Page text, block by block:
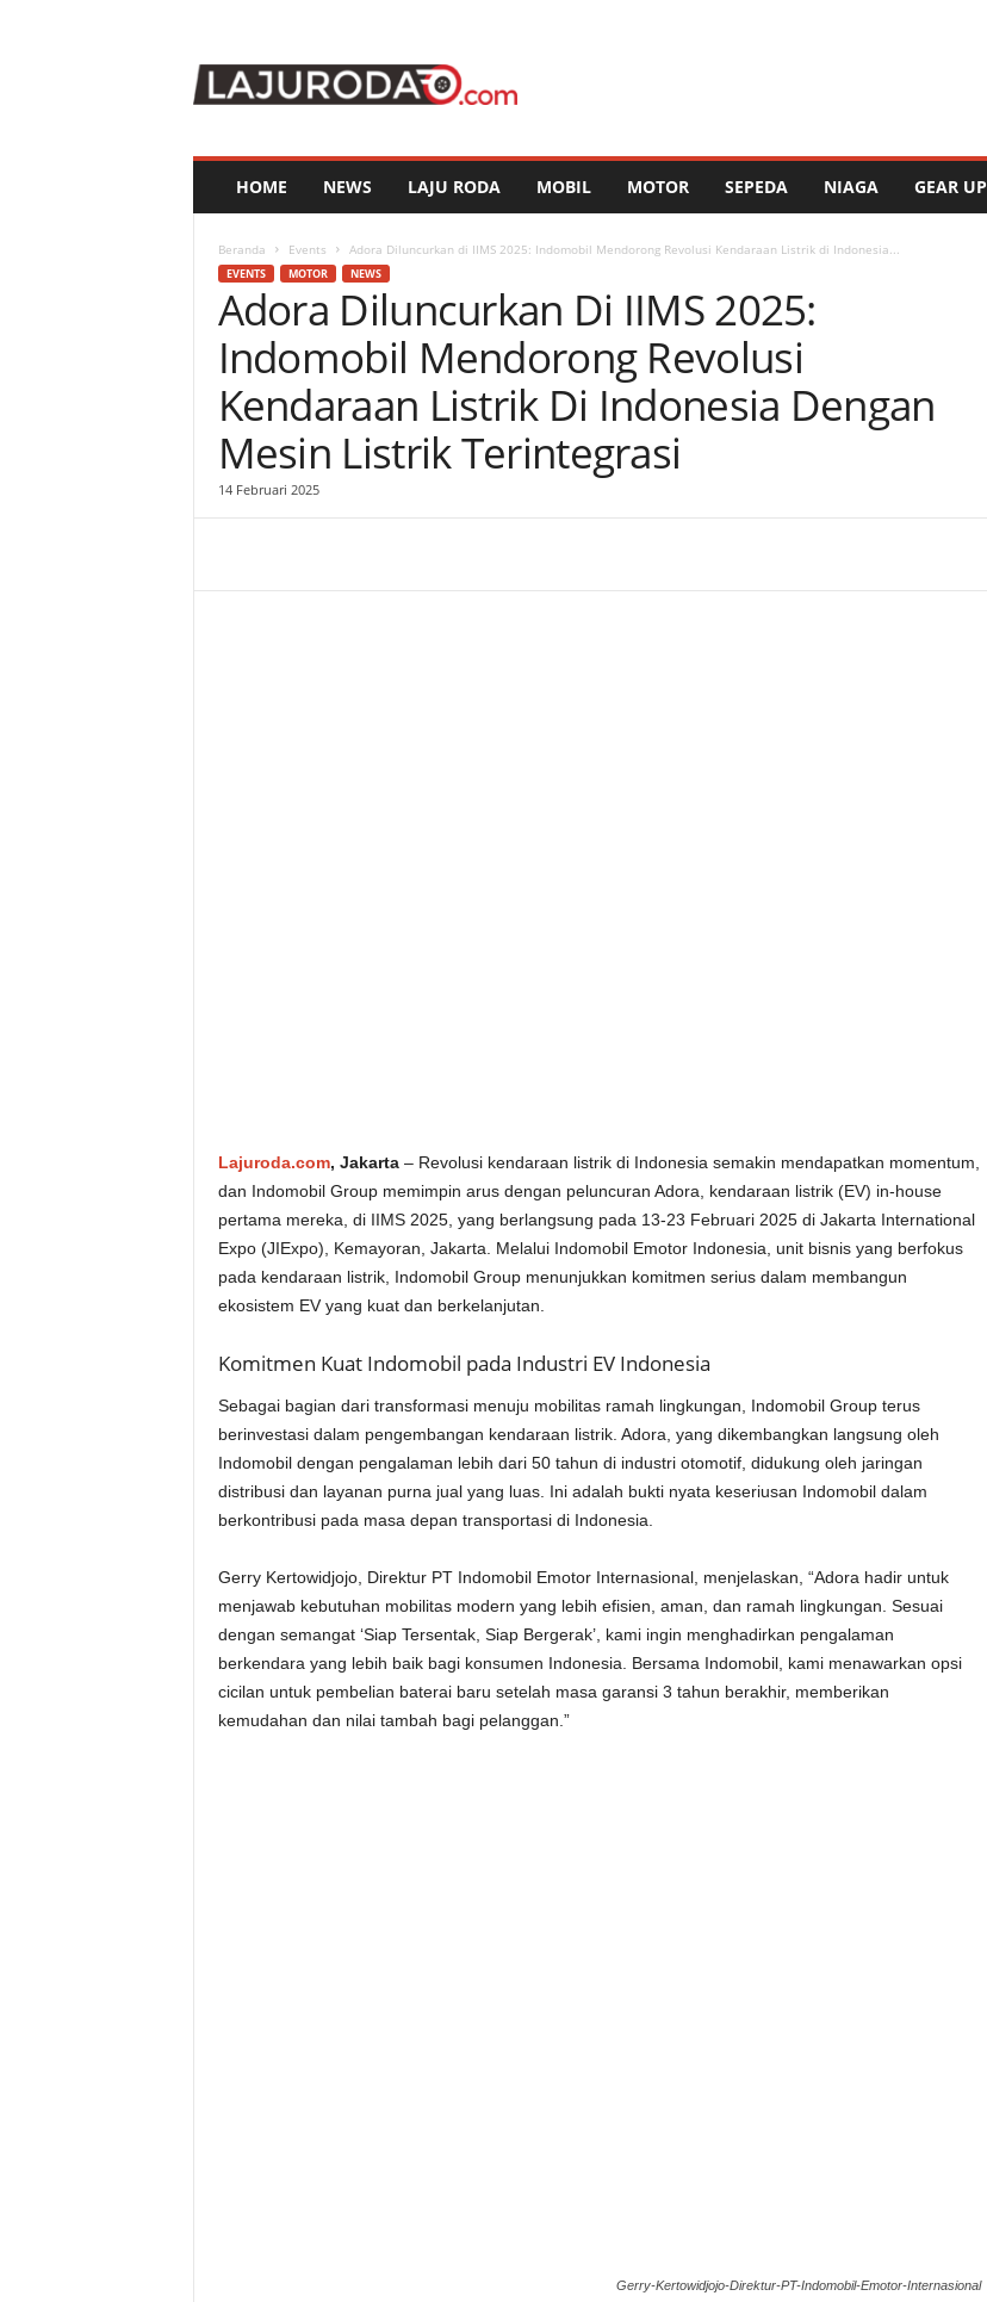
u
HOME NEWS LAJU RODA MOBIL MOTOR SEPEDA NIAGA GEAR UP
Beranda Events Adora Diluncurkan di IIMS 2025: Indomobil Mendorong Revolusi Kendaraan Listrik di Indonesia...
EVENTS MOTOR NEWS
Adora Diluncurkan Di IIMS 2025:
Indomobil Mendorong Revolusi
Kendaraan Listrik Di Indonesia Dengan
Mesin Listrik Terintegrasi
14 Februari 2025
Lajuroda.com, Jakarta– Revolusi kendaraan listrik di Indonesia semakin mendapatkan momentum,
dan Indomobil Group memimpin arus dengan peluncuran Adora, kendaraan listrik (EV) in-house
pertama mereka, di IIMS 2025, yang berlangsung pada 13-23 Februari 2025 di Jakarta International
Expo (JIExpo), Kemayoran, Jakarta. Melalui Indomobil Emotor Indonesia, unit bisnis yang berfokus
pada kendaraan listrik, Indomobil Group menunjukkan komitmen serius dalam membangun
ekosistem EV yang kuat dan berkelanjutan.
Komitmen Kuat Indomobil pada Industri EV Indonesia
Sebagai bagian dari transformasi menuju mobilitas ramah lingkungan, Indomobil Group terus
berinvestasi dalam pengembangan kendaraan listrik. Adora, yang dikembangkan langsung oleh
Indomobil dengan pengalaman lebih dari 50 tahun di industri otomotif, didukung oleh jaringan
distribusi dan layanan purna jual yang luas. Ini adalah bukti nyata keseriusan Indomobil dalam
berkontribusi pada masa depan transportasi di Indonesia.
Gerry Kertowidjojo, Direktur PT Indomobil Emotor Internasional, menjelaskan, “Adora hadir untuk
menjawab kebutuhan mobilitas modern yang lebih efisien, aman, dan ramah lingkungan. Sesuai
dengan semangat ‘Siap Tersentak, Siap Bergerak’, kami ingin menghadirkan pengalaman
berkendara yang lebih baik bagi konsumen Indonesia. Bersama Indomobil, kami menawarkan opsi
cicilan untuk pembelian baterai baru setelah masa garansi 3 tahun berakhir, memberikan
kemudahan dan nilai tambah bagi pelanggan.”
Gerry-Kertowidjojo-Direktur-PT-Indomobil-Emotor-Internasional